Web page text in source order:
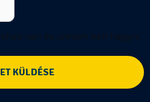
van és üresen kell hagyni.